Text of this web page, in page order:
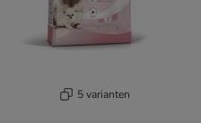
5 varianten